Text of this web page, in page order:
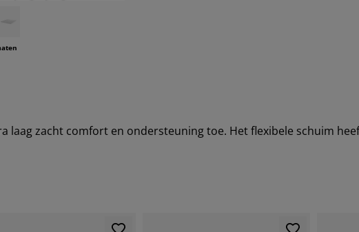
laag zacht comfort en ondersteuning toe. Het flexibele schuim